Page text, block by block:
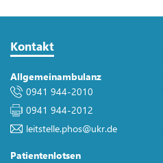
Kontakt
Allgemeinambulanz
0941 944-2010
0941 944-2012
leitstelle.phos@ukr.de
Patientenlotsen